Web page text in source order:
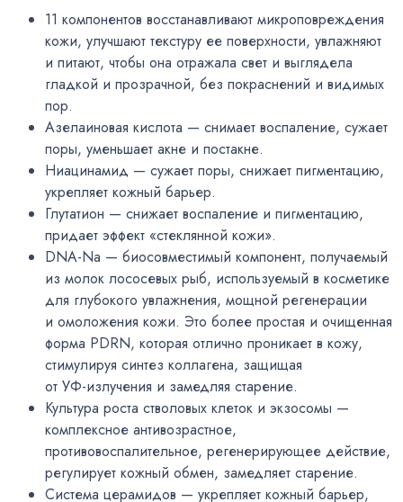
11 компонентов восстанавливают микроповреждения
кожи, улучшают текстуру ее поверхности, увлажняют
и питают, чтобы она отражала свет и выглядела
гладкой и прозрачной, без покраснений и видимых
пор.
Азелаиновая кислота — снимает воспаление, сужает
поры, уменьшает акне и постакне.
Ниацинамид — сужает поры, снижает пигментацию,
укрепляет кожный барьер.
Глутатион — снижает воспаление и пигментацию,
придает эффект «стеклянной кожи».
DNA-Na — биосовместимый компонент, получаемый
из молок лососевых рыб, используемый в косметике
для глубокого увлажнения, мощной регенерации
и омоложения кожи. Это более простая и очищенная
форма PDRN, которая отлично проникает в кожу,
стимулируя синтез коллагена, защищая
от УФ-излучения и замедляя старение.
Культура роста стволовых клеток и экзосомы —
комплексное антивозрастное,
противовоспалительное, регенерирующее действие,
регулирует кожный обмен, замедляет старение.
Система церамидов — укрепляет кожный барьер,